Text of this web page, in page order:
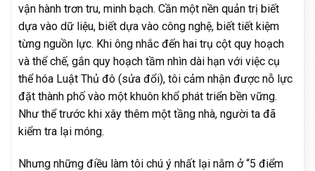
vận hành trơn tru, minh bạch. Cần một nền quản trị biết
dựa vào dữ liệu, biết dựa vào công nghệ, biết tiết kiệm
từng nguồn lực. Khi ông nhắc đến hai trụ cột quy hoạch
và thể chế, gắn quy hoạch tầm nhìn dài hạn với việc cụ
thể hóa Luật Thủ đô (sửa đổi), tôi cảm nhận được nỗ lực
đặt thành phố vào một khuôn khổ phát triển bền vững.
Như thể trước khi xây thêm một tầng nhà, người ta đã
kiểm tra lại móng.
Nhưng những điều làm tôi chú ý nhất lại nằm ở “5 điểm